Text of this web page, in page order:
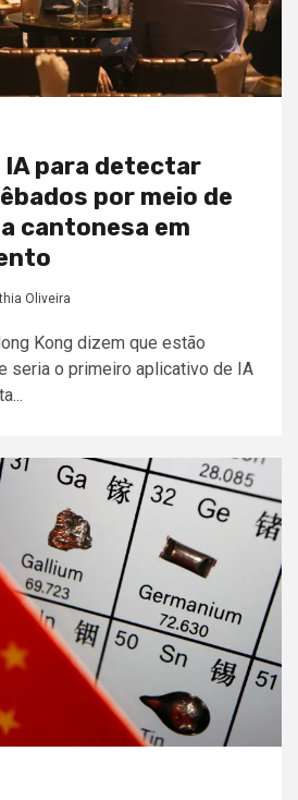
para detectar
por meio de
cantonesa em
Oliveira
Kong dizem que estão
seria o primeiro aplicativo de IA